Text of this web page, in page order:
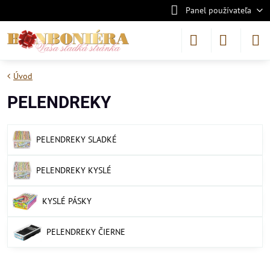
Panel používateľa
Úvod
PELENDREKY
PELENDREKY SLADKÉ
PELENDREKY KYSLÉ
KYSLÉ PÁSKY
PELENDREKY ČIERNE